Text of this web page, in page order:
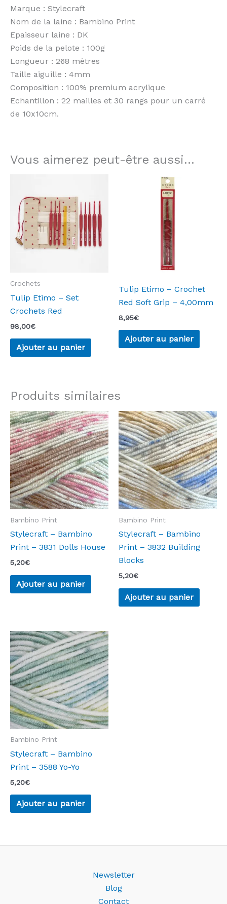
Marque : Stylecraft
Nom de la laine : Bambino Print
Epaisseur laine : DK
Poids de la pelote : 100g
Longueur : 268 mètres
Taille aiguille : 4mm
Composition : 100% premium acrylique
Echantillon : 22 mailles et 30 rangs pour un carré
de 10x10cm.
Vous aimerez peut-être aussi…
Crochets
Tulip Etimo – Set
Crochets Red
98,00€
Ajouter au panier
Tulip Etimo – Crochet
Red Soft Grip – 4,00mm
8,95€
Ajouter au panier
Produits similaires
Bambino Print
Stylecraft – Bambino
Print – 3831 Dolls House
5,20€
Ajouter au panier
Bambino Print
Stylecraft – Bambino
Print – 3832 Building
Blocks
5,20€
Ajouter au panier
Bambino Print
Stylecraft – Bambino
Print – 3588 Yo-Yo
5,20€
Ajouter au panier
Newsletter
Blog
Contact